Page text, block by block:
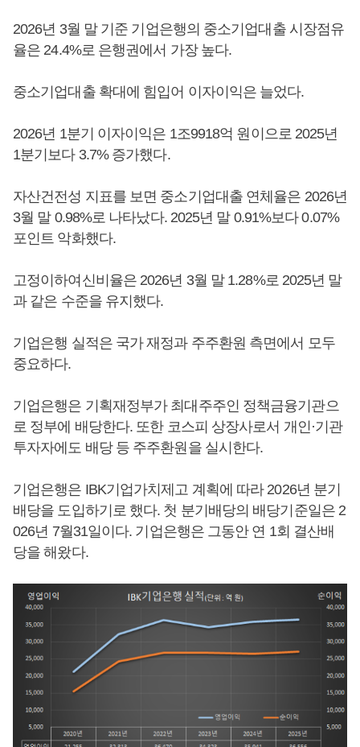
2026년 3월 말 기준 기업은행의 중소기업대출 시장점유
율은 24.4%로 은행권에서 가장 높다.
중소기업대출 확대에 힘입어 이자이익은 늘었다.
2026년 1분기 이자이익은 1조9918억 원이으로 2025년
1분기보다 3.7% 증가했다.
자산건전성 지표를 보면 중소기업대출 연체율은 2026년
3월 말 0.98%로 나타났다. 2025년 말 0.91%보다 0.07%
포인트 악화했다.
고정이하여신비율은 2026년 3월 말 1.28%로 2025년 말
과 같은 수준을 유지했다.
기업은행 실적은 국가 재정과 주주환원 측면에서 모두
중요하다.
기업은행은 기획재정부가 최대주주인 정책금융기관으
로 정부에 배당한다. 또한 코스피 상장사로서 개인·기관
투자자에도 배당 등 주주환원을 실시한다.
기업은행은 IBK기업가치제고 계획에 따라 2026년 분기
배당을 도입하기로 했다. 첫 분기배당의 배당기준일은 2
026년 7월31일이다. 기업은행은 그동안 연 1회 결산배
당을 해왔다.